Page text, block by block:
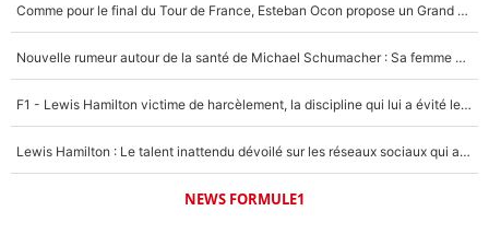
Comme pour le final du Tour de France, Esteban Ocon propose un Grand Prix de Formule 1 à Paris : «Autour de l’Arc de Triomphe, ce serait génial» !
Nouvelle rumeur autour de la santé de Michael Schumacher : Sa femme Corinna sort du silence
F1 - Lewis Hamilton victime de harcèlement, la discipline qui lui a évité le pire : «J'aurais probablement mal tourné»
Lewis Hamilton : Le talent inattendu dévoilé sur les réseaux sociaux qui a impressionné Kim Kardashian pendant leurs vacances en amoureux !
NEWS FORMULE1